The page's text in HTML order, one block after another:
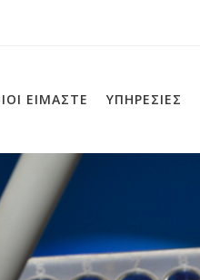
ΕΙΜΑΣΤΕ ΥΠΗΡΕΣΙΕΣ